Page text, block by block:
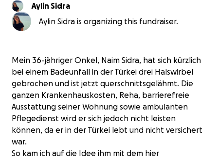
Aylin Sidra
Aylin Sidra is organizing this fundraiser.
Mein 36-jähriger Onkel, Naim Sidra, hat sich kürzlich
bei einem Badeunfall in der Türkei drei Halswirbel
gebrochen und ist jetzt querschnittsgelähmt. Die
ganzen Krankenhauskosten, Reha, barrierefreie
Ausstattung seiner Wohnung sowie ambulanten
Pflegedienst wird er sich jedoch nicht leisten
können, da er in der Türkei lebt und nicht versichert
war.
So kam ich auf die Idee ihm mit dem hier